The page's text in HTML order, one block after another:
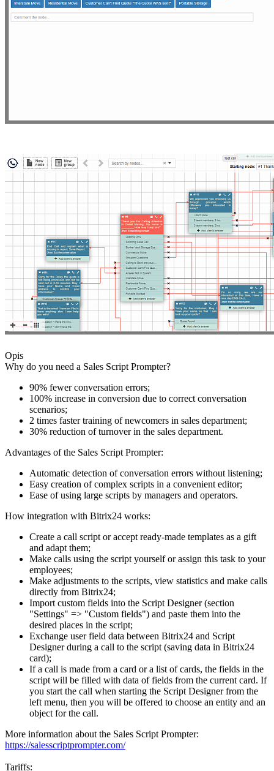
Opis
Why do you need a Sales Script Prompter?
90% fewer conversation errors;
100% increase in conversion due to correct conversation
scenarios;
2 times faster training of newcomers in sales department;
30% reduction of turnover in the sales department.
Advantages of the Sales Script Prompter:
Automatic detection of conversation errors without listening;
Easy creation of complex scripts in a convenient editor;
Ease of using large scripts by managers and operators.
How integration with Bitrix24 works:
Create a call script or accept ready-made templates as a gift
and adapt them;
Make calls using the script yourself or assign this task to your
employees;
Make adjustments to the scripts, view statistics and make calls
directly from Bitrix24;
Import custom fields into the Script Designer (section
"Settings" => "Custom fields") and paste them into the
desired places in the script;
Exchange user field data between Bitrix24 and Script
Designer during a call to the script (saving data in Bitrix24
card);
If a call is made from a card or a list of cards, the fields in the
script will be filled with data of fields from the current card. If
you start the call when starting the Script Designer from the
left menu, then you will be offered to choose an entity and an
object for the call.
More information about the Sales Script Prompter:
https://salesscriptprompter.com/
Tariffs: